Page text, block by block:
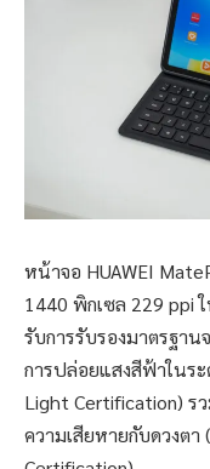
หน้าจอ HUAWEI
1440 พิกเซล 229 ppi
รับการรับรองมาตรฐาน
การปล่อยแสงสีฟ้าในร
Light Certification) ร
ความเสียหายกับดวงตา